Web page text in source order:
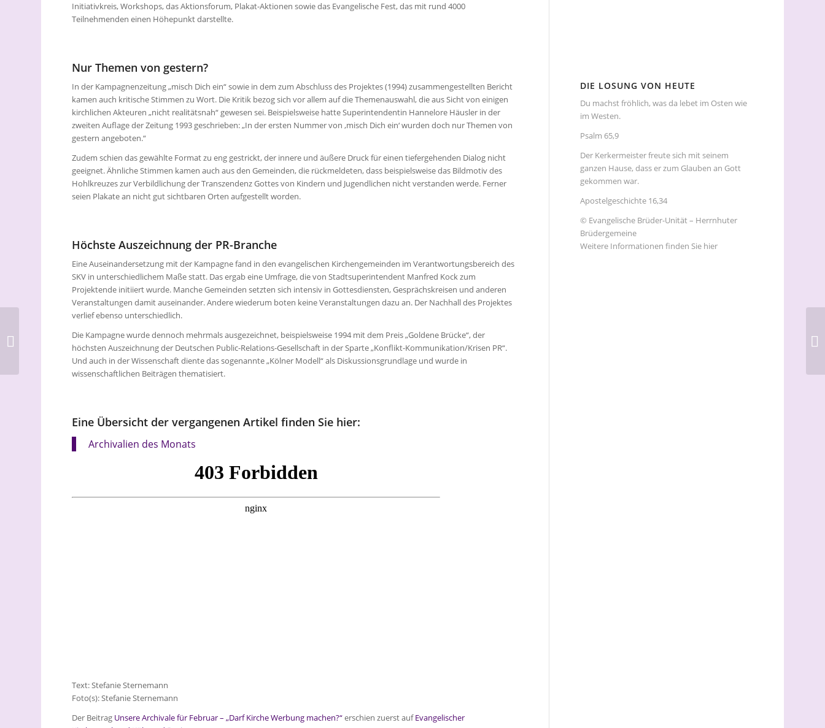
Initiativkreis, Workshops, das Aktionsforum, Plakat-Aktionen sowie das Evangelische Fest, das mit rund 4000
Teilnehmenden einen Höhepunkt darstellte.
Nur Themen von gestern?
In der Kampagnenzeitung „misch Dich ein“ sowie in dem zum Abschluss des Projektes (1994) zusammengestellten Bericht
kamen auch kritische Stimmen zu Wort. Die Kritik bezog sich vor allem auf die Themenauswahl, die aus Sicht von einigen
kirchlichen Akteuren „nicht realitätsnah“ gewesen sei. Beispielsweise hatte Superintendentin Hannelore Häusler in der
zweiten Auflage der Zeitung 1993 geschrieben: „In der ersten Nummer von ,misch Dich ein‘ wurden doch nur Themen von
gestern angeboten.“
Zudem schien das gewählte Format zu eng gestrickt, der innere und äußere Druck für einen tiefergehenden Dialog nicht
geeignet. Ähnliche Stimmen kamen auch aus den Gemeinden, die rückmeldeten, dass beispielsweise das Bildmotiv des
Hohlkreuzes zur Verbildlichung der Transzendenz Gottes von Kindern und Jugendlichen nicht verstanden werde. Ferner
seien Plakate an nicht gut sichtbaren Orten aufgestellt worden.
Höchste Auszeichnung der PR-Branche
Eine Auseinandersetzung mit der Kampagne fand in den evangelischen Kirchengemeinden im Verantwortungsbereich des
SKV in unterschiedlichem Maße statt. Das ergab eine Umfrage, die von Stadtsuperintendent Manfred Kock zum
Projektende initiiert wurde. Manche Gemeinden setzten sich intensiv in Gottesdiensten, Gesprächskreisen und anderen
Veranstaltungen damit auseinander. Andere wiederum boten keine Veranstaltungen dazu an. Der Nachhall des Projektes
verlief ebenso unterschiedlich.
Die Kampagne wurde dennoch mehrmals ausgezeichnet, beispielsweise 1994 mit dem Preis „Goldene Brücke“, der
höchsten Auszeichnung der Deutschen Public-Relations-Gesellschaft in der Sparte „Konflikt-Kommunikation/Krisen PR“.
Und auch in der Wissenschaft diente das sogenannte „Kölner Modell“ als Diskussionsgrundlage und wurde in
wissenschaftlichen Beiträgen thematisiert.
Eine Übersicht der vergangenen Artikel finden Sie hier:
Archivalien des Monats
Text: Stefanie Sternemann
Foto(s): Stefanie Sternemann
Der Beitrag Unsere Archivale für Februar – „Darf Kirche Werbung machen?“erschien zuerst aufEvangelischer
DIE LOSUNG VON HEUTE
Du machst fröhlich, was da lebet im Osten wie
im Westen.
Psalm 65,9
Der Kerkermeister freute sich mit seinem
ganzen Hause, dass er zum Glauben an Gott
gekommen war.
Apostelgeschichte 16,34
© Evangelische Brüder-Unität – Herrnhuter
Brüdergemeine
Weitere Informationen finden Sie hier
Valentinsgottesdienste
mit Musik, Segen und